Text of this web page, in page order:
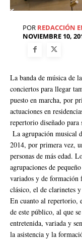
POR REDACCIÓN
NOVIEMBRE 10,
La banda de música de
conciertos para llegar
puesto en marcha, por
actuaciones en
repertorio diseñado para
La agrupación musical
2014, por primera vez,
personas de más edad.
agrupaciones de
variados y de formación
clásico, el de clarinetes
En cuanto al repertorio,
de este público, al que
entretenida, variada y
la asistencia y la